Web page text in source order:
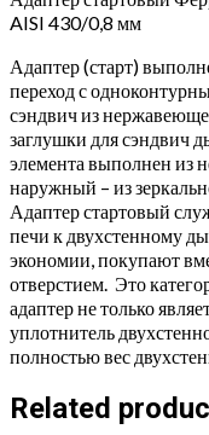
AISI 430/0,8 мм
Адаптер (старт)
переход с
сэндвич из
заглушки для сэндвич
элемента выполнен из
наружный – из
Адаптер стартовый
печи к двухстенному
экономии, покупают
отверстием. Это
адаптер не только
уплотнитель
полностью вес
Related